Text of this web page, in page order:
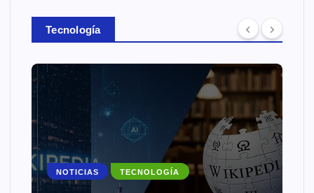
Tecnología
NOTICIAS TECNOLOGÍA